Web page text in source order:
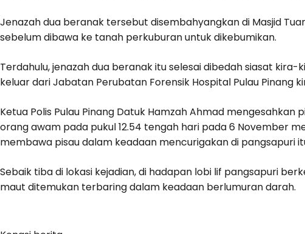
Jenazah dua beranak tersebut disembahyangkan di Masjid
sebelum dibawa ke tanah perkuburan untuk dikebumikan.
Terdahulu, jenazah dua beranak itu selesai dibedah siasat
keluar dari Jabatan Perubatan Forensik Hospital Pulau Pinang
Ketua Polis Pulau Pinang Datuk Hamzah Ahmad
orang awam pada pukul 12.54 tengah hari pada 6 November
membawa pisau dalam keadaan mencurigakan di pangsapuri
Sebaik tiba di lokasi kejadian, di hadapan lobi lif pangsapuri
maut ditemukan terbaring dalam keadaan berlumuran darah.